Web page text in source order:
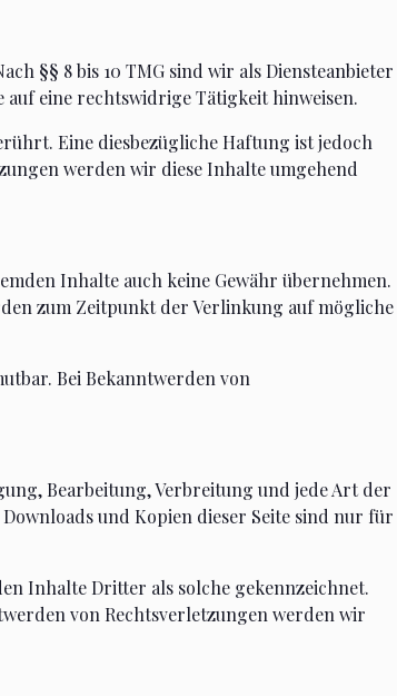
§§ 8 bis 10 TMG sind wir als Diensteanbieter
eine rechtswidrige Tätigkeit hinweisen.
Eine diesbezügliche Haftung ist jedoch
werden wir diese Inhalte umgehend
Inhalte auch keine Gewähr übernehmen.
zum Zeitpunkt der Verlinkung auf mögliche
Bei Bekanntwerden von
Bearbeitung, Verbreitung und jede Art der
und Kopien dieser Seite sind nur für
Inhalte Dritter als solche gekennzeichnet.
von Rechtsverletzungen werden wir